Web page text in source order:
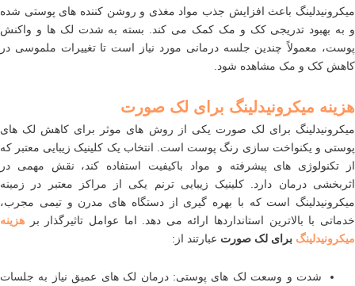
میکرونیدلینگ باعث افزایش جذب مواد مغذی و روشن کننده های پوستی شده
و به بهبود تدریجی کک و مک کمک می کند. بسته به شدت لک ها و واکنش
پوست، معمولاً چندین جلسه درمانی مورد نیاز است تا تغییرات ملموسی در
کاهش کک و مک مشاهده شود.
هزینه میکرونیدلینگ برای لک صورت
میکرونیدلینگ برای لک صورت یکی از روش های موثر برای کاهش لک های
پوستی و یکنواخت سازی رنگ پوست است. انتخاب یک کلینیک زیبایی معتبر که
از تکنولوژی های پیشرفته و مواد باکیفیت استفاده کند، نقش مهمی در
اثربخشی درمان دارد. کلینیک زیبایی ترنم یکی از مراکز معتبر در زمینه
میکرونیدلینگ است که با بهره گیری از دستگاه های مدرن و تیمی مجرب،
خدماتی با بالاترین استانداردها ارائه می دهد. اما عوامل تاثیرگذار بر هزینه
میکرونیدلینگ برای لک صورت عبارتند از:
شدت و وسعت لک های پوستی: درمان لک های عمیق نیاز به جلسات